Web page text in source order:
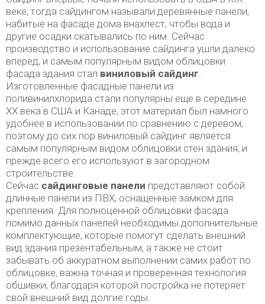
веке, тогда сайдингом называли деревянные панели,
набитые на фасаде дома внахлест, чтобы вода и
другие осадки скатывались по ним. Сейчас
производство и использование сайдинга ушли далеко
вперед, и самым популярным видом облицовки
фасада здания стал виниловый сайдинг.
Изготовленные фасадные панели из
поливинилхлорида стали популярны еще в середине
XX века в США и Канаде, этот материал был намного
удобнее в использовании по сравнению с деревом,
поэтому до сих пор виниловый сайдинг является
самым популярным видом облицовки стен здания, и
прежде всего его используют в загородном
строительстве.
Сейчас сайдинговые панели представляют собой
длинные панели из ПВХ, оснащенные замком для
крепления. Для полноценной облицовки фасада
помимо данных панелей необходимы дополнительные
комплектующие, которые помогут сделать внешний
вид здания презентабельным, а также не стоит
забывать об аккуратном выполнении самих работ по
облицовке, важна точная и проверенная технология
обшивки, благодаря которой постройка не потеряет
свой внешний вид долгие годы.